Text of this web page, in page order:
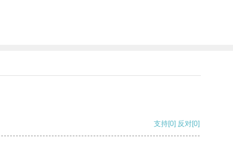
支持[0] 反对[0]